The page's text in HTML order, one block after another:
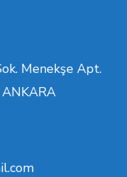
Menekşe Apt.